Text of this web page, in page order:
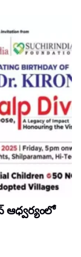
ఆధ్వర్యంలో